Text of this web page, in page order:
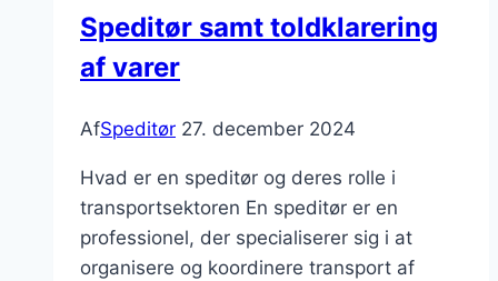
huske
Speditør samt toldklarering
af varer
AfSpeditør 27. december 2024
Hvad er en speditør og deres rolle i
transportsektoren En speditør er en
professionel, der specialiserer sig i at
organisere og koordinere transport af